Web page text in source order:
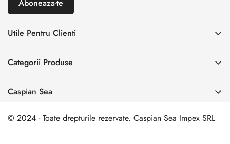
Aboneaza-te
Utile Pentru Clienti
Creaza cont
Autentificare cont
Contact
Categorii Produse
Incaltaminte Dama
Incaltaminte Barbati
Caspian Sea
© 2024 - Toate drepturile rezervate. Caspian Sea Impex SRL